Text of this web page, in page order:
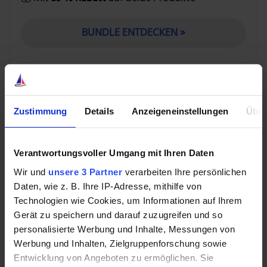
Zustimmung Details Anzeigeneinstellungen
Verantwortungsvoller Umgang mit Ihren Daten
Wir und unsere 3 Partner verarbeiten Ihre persönlichen
Daten, wie z. B. Ihre IP-Adresse, mithilfe von
Technologien wie Cookies, um Informationen auf Ihrem
Gerät zu speichern und darauf zuzugreifen und so
personalisierte Werbung und Inhalte, Messungen von
Werbung und Inhalten, Zielgruppenforschung sowie
Entwicklung von Angeboten zu ermöglichen. Sie
BUNDLE ENTDECKEN »
Unterm Strich bietet dieser Ansatz daher
größtmögliche Sicherheit bei
wahrscheinlich größtmöglichem Einsatz und Aufwand.
2) Die 4-%-Regel
Ein zweiter Ansatz könnte in der inzwischen
bekannteren 4-%-Regel liegen. Hiernach ist finanziell
frei, wer jedes Jahr einen Betrag in Höhe von 4 %
(zuzüglich Inflation in den Folgejahren) aus seinem
Portfolio entnehmen kann, um mit diesem Geld seine
Lebenshaltungskosten zu decken.